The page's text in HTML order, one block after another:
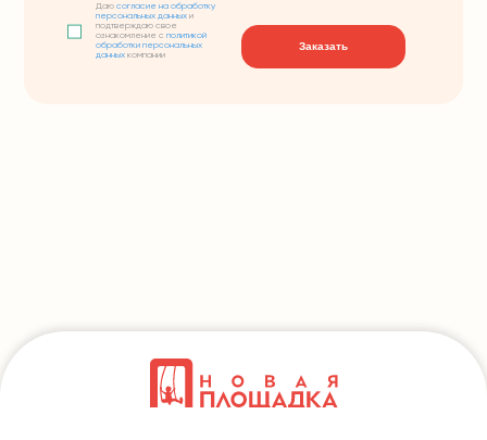
Даюсогласие на обработку
персональных данных и
подтверждаю свое
ознакомление сполитикой
обработки персональных
данных компании
Заказать